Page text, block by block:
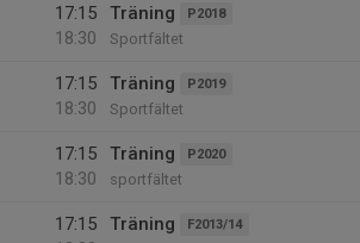
17:15
18:30
Träning P2018
Sportfältet
17:15
18:30
Träning P2019
Sportfältet
17:15
18:30
Träning P2020
sportfältet
17:15
Träning F2013/14